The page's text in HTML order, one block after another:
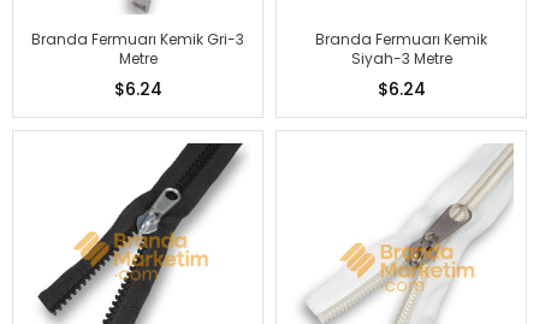
Branda Fermuarı Kemik Gri-3
Metre
$6.24
Branda Fermuarı Kemik
Siyah-3 Metre
$6.24